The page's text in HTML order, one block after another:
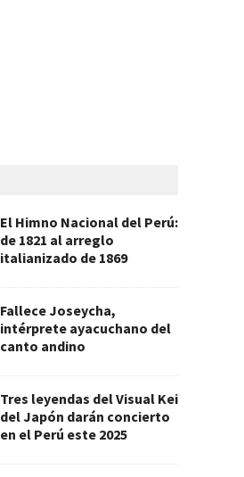
El Himno Nacional del Perú:
de 1821 al arreglo
italianizado de 1869
Fallece Joseycha,
intérprete ayacuchano del
canto andino
Tres leyendas del Visual Kei
del Japón darán concierto
en el Perú este 2025